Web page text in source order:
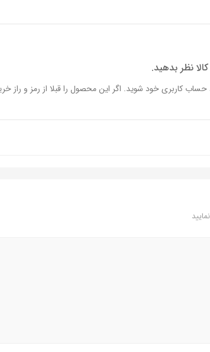
مرادنه و زنانه
نظر بدهید.
حساب کاربری خود شوید. اگر این محصول را قبلا از رمز و